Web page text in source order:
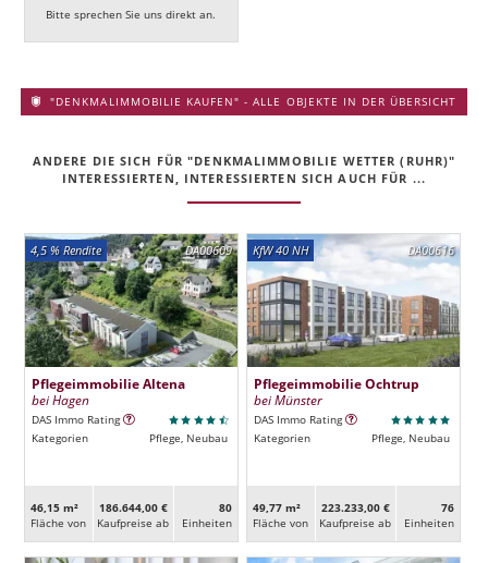
Bitte sprechen Sie uns direkt an.
"DENKMALIMMOBILIE KAUFEN" - ALLE OBJEKTE IN DER ÜBERSICHT
ANDERE DIE SICH FÜR "DENKMALIMMOBILIE WETTER (RUHR)"
INTERESSIERTEN, INTERESSIERTEN SICH AUCH FÜR ...
DA00609
4,5 % Rendite
Pflegeimmobilie Altena
bei Hagen
DAS Immo Rating
Kategorien
Pflege, Neubau
46,15 m²
Fläche von
186.644,00 €
Kaufpreise ab
80
Ein­heiten
DA00616
KfW 40 NH
Pflegeimmobilie Ochtrup
bei Münster
DAS Immo Rating
Kategorien
Pflege, Neubau
49,77 m²
Fläche von
223.233,00 €
Kaufpreise ab
76
Ein­heiten